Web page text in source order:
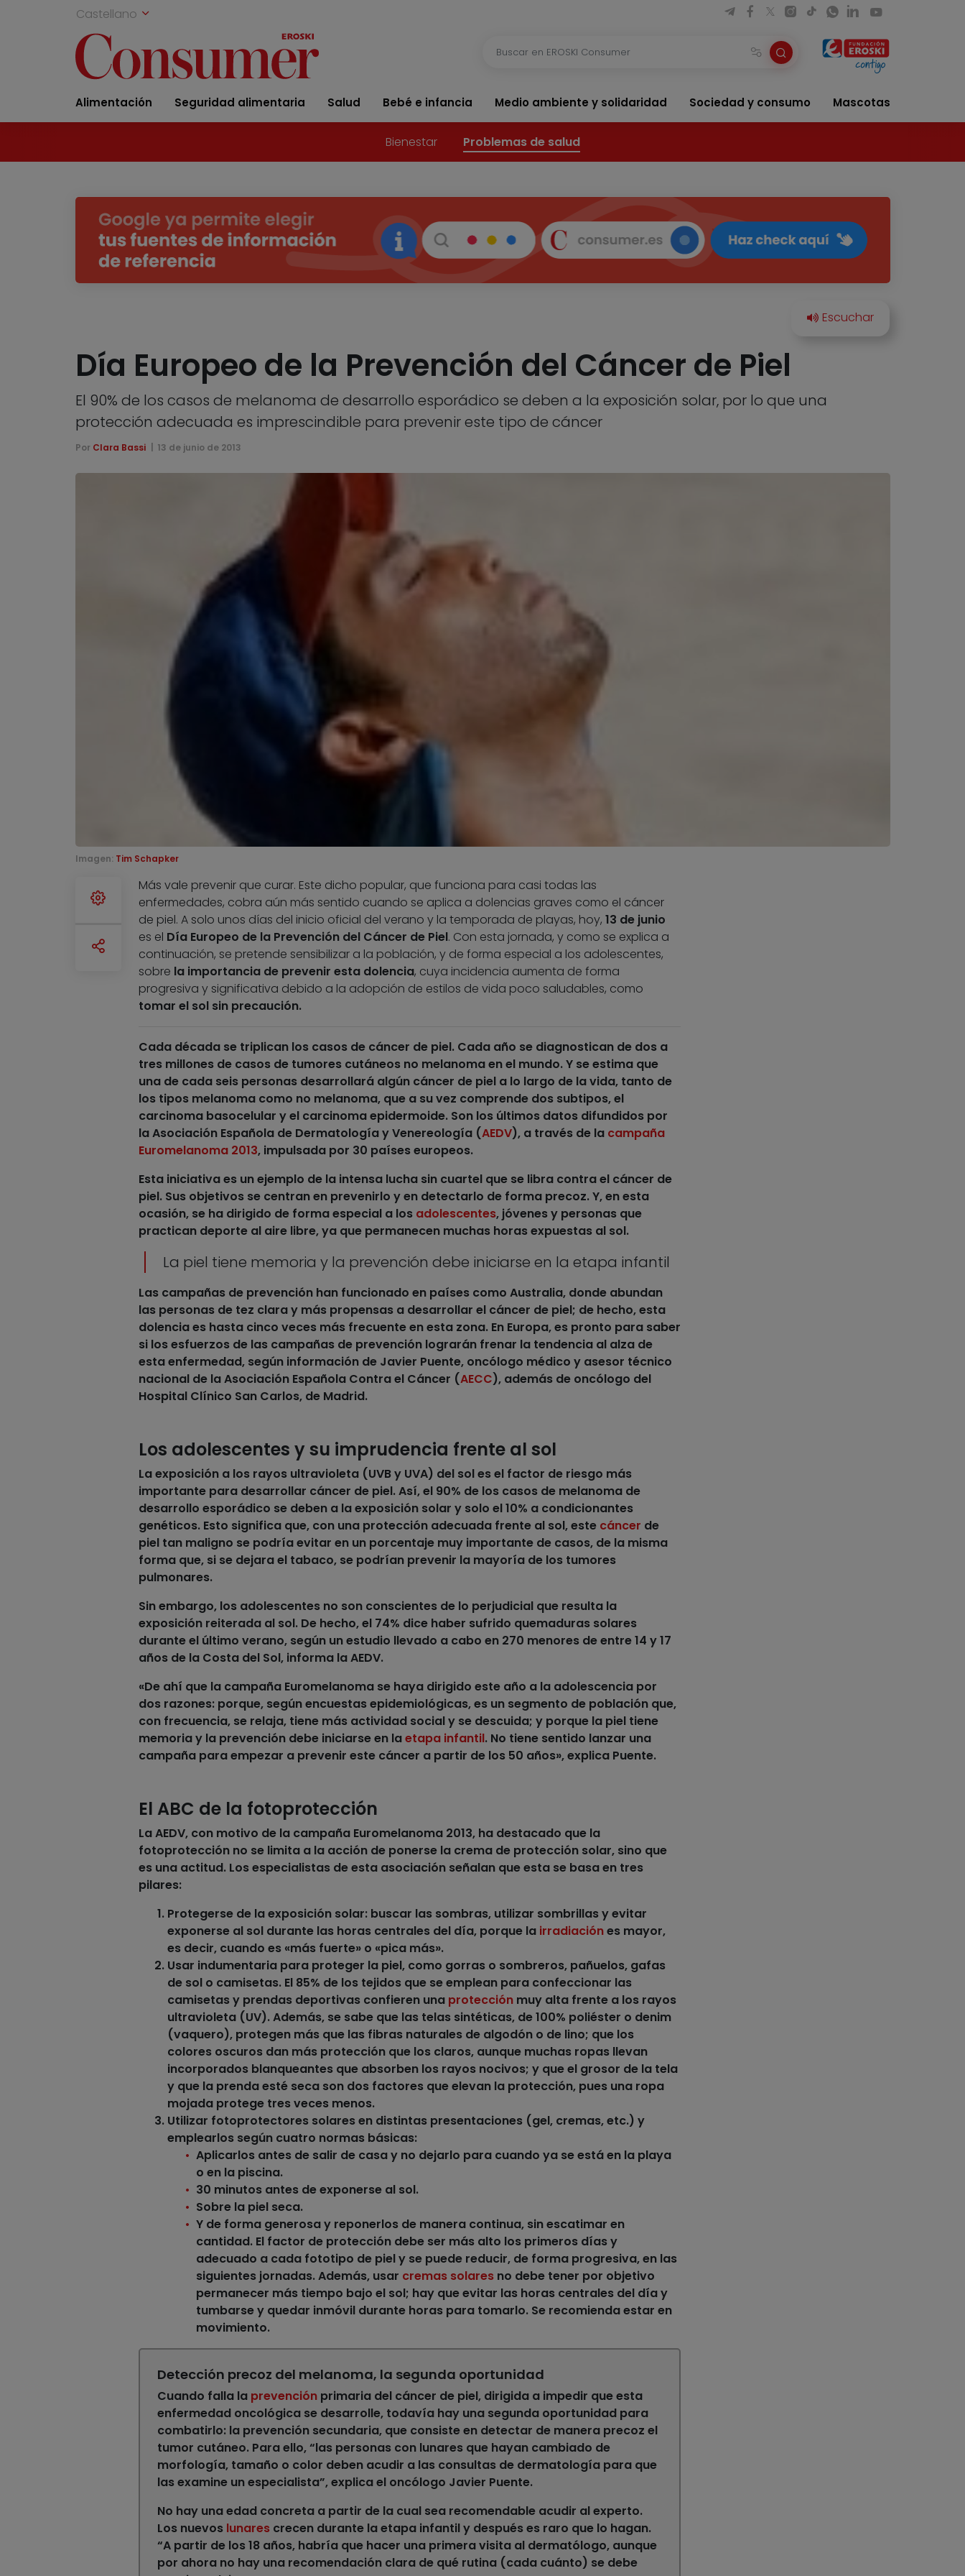
Castellano
Alimentación Seguridad alimentaria Salud Bebé e infancia Medio ambiente y solidaridad Sociedad y consumo Mascotas
Bienestar Problemas de salud
Día Europeo de la Prevención del Cáncer de Piel
El 90% de los casos de melanoma de desarrollo esporádico se deben a la exposición solar, por lo que una
protección adecuada es imprescindible para prevenir este tipo de cáncer
Por Clara Bassi 13 de junio de 2013
Imagen: Tim Schapker
Más vale prevenir que curar. Este dicho popular, que funciona para casi todas las
enfermedades, cobra aún más sentido cuando se aplica a dolencias graves como el cáncer
de piel. A solo unos días del inicio oficial del verano y la temporada de playas, hoy, 13 de junio
es el Día Europeo de la Prevención del Cáncer de Piel. Con esta jornada, y como se explica a
continuación, se pretende sensibilizar a la población, y de forma especial a los adolescentes,
sobre la importancia de prevenir esta dolencia, cuya incidencia aumenta de forma
progresiva y significativa debido a la adopción de estilos de vida poco saludables, como
tomar el sol sin precaución.
Cada década se triplican los casos de cáncer de piel. Cada año se diagnostican de dos a
tres millones de casos de tumores cutáneos no melanoma en el mundo. Y se estima que
una de cada seis personas desarrollará algún cáncer de piel a lo largo de la vida, tanto de
los tipos melanoma como no melanoma, que a su vez comprende dos subtipos, el
carcinoma basocelular y el carcinoma epidermoide. Son los últimos datos difundidos por
la Asociación Española de Dermatología y Venereología (AEDV), a través de la campaña
Euromelanoma 2013, impulsada por 30 países europeos.
Esta iniciativa es un ejemplo de la intensa lucha sin cuartel que se libra contra el cáncer de
piel. Sus objetivos se centran en prevenirlo y en detectarlo de forma precoz. Y, en esta
ocasión, se ha dirigido de forma especial a los adolescentes, jóvenes y personas que
practican deporte al aire libre, ya que permanecen muchas horas expuestas al sol.
La piel tiene memoria y la prevención debe iniciarse en la etapa infantil
Las campañas de prevención han funcionado en países como Australia, donde abundan
las personas de tez claray más propensas a desarrollar el cáncer de piel; de hecho, esta
dolencia es hasta cinco veces más frecuente en esta zona. En Europa, es pronto para saber
si los esfuerzos de las campañas de prevención lograrán frenar la tendencia al alza de
esta enfermedad, según información de Javier Puente, oncólogo médico y asesor técnico
nacional de la Asociación Española Contra el Cáncer (AECC), además de oncólogo del
Hospital Clínico San Carlos, de Madrid.
Los adolescentes y su imprudencia frente al sol
La exposición a los rayos ultravioleta (UVB y UVA) del sol es el factor de riesgo más
importante para desarrollar cáncer de piel. Así,el 90% de los casos de melanoma de
desarrollo esporádico se deben a la exposición solar y solo el 10% a condicionantes
genéticos. Esto significa que, con una protección adecuada frente al sol, este cáncer de
piel tan maligno se podría evitar en un porcentaje muy importante de casos, de la misma
forma que, si se dejara el tabaco, se podrían prevenir la mayoría de los tumores
pulmonares.
Sin embargo, los adolescentesno son conscientes de lo perjudicial que resulta la
exposición reiterada al sol. De hecho,el 74% dice haber sufrido quemaduras solares
durante el último verano, según un estudio llevado a cabo en 270 menores de entre 14 y 17
años de la Costa del Sol, informa la AEDV.
«De ahí que la campaña Euromelanoma se haya dirigido este año a la adolescencia por
dos razones: porque, según encuestas epidemiológicas, es un segmento de población que,
con frecuencia, se relaja, tiene más actividad social y se descuida; y porque la piel tiene
memoria y la prevención debe iniciarse en laetapa infantil. No tiene sentido lanzar una
campaña para empezar a prevenir este cáncer a partir de los 50 años», explica Puente.
El ABC de la fotoprotección
La AEDV, con motivo de la campaña Euromelanoma 2013, ha destacado que la
fotoprotección no se limita a la acción de ponerse la crema de protección solar, sino que
es una actitud. Los especialistas de esta asociación señalan que esta se basa en tres
pilares:
Protegerse de la exposición solar: buscar las sombras, utilizar sombrillas y evitar
exponerse al sol durante las horas centrales del día, porque la irradiaciónes mayor,
es decir, cuando es «más fuerte» o «pica más».
Usar indumentaria para proteger la piel, como gorras o sombreros, pañuelos, gafas
de sol o camisetas. El 85% de los tejidos que se emplean para confeccionar las
camisetas y prendas deportivas confieren una protecciónmuy alta frente a los rayos
ultravioleta (UV). Además, se sabe que las telas sintéticas, de 100% poliéster o denim
(vaquero), protegen más que las fibras naturales de algodón o de lino; que los
colores oscuros dan más protección que los claros, aunque muchas ropas llevan
incorporados blanqueantes que absorben los rayos nocivos; y que el grosor de la tela
y que la prenda esté seca son dos factores que elevan la protección, pues una ropa
mojada protege tres veces menos.
Utilizar fotoprotectores solaresen distintas presentaciones (gel, cremas, etc.) y
emplearlos según cuatro normas básicas:
Aplicarlos antes de salir de casay no dejarlo para cuando ya se está en la playa
o en la piscina.
30 minutos antesde exponerse al sol.
Sobre la piel seca.
Y de forma generosa y reponerlos de manera continua, sin escatimar en
cantidad. El factor de protección debe ser más alto los primeros días y
adecuado a cada fototipo de piel y se puede reducir, de forma progresiva, en las
siguientes jornadas. Además, usar cremas solaresno debe tener por objetivo
permanecer más tiempo bajo el sol; hay que evitar las horas centrales del día y
tumbarse y quedar inmóvil durante horas para tomarlo. Se recomienda estar en
movimiento.
Detección precoz del melanoma, la segunda oportunidad
Cuando falla la prevenciónprimaria del cáncer de piel, dirigida a impedir que esta
enfermedad oncológica se desarrolle, todavía hay una segunda oportunidad para
combatirlo: la prevención secundaria, que consiste en detectar de manera precoz el
tumor cutáneo. Para ello, “las personas con lunares que hayan cambiado de
morfología, tamaño o color deben acudir a las consultas de dermatología para que
las examine un especialista”, explica el oncólogo Javier Puente.
No hay una edad concreta a partir de la cual sea recomendable acudir al experto.
Los nuevos lunarescrecen durante la etapa infantil y después es raro que lo hagan.
“A partir de los 18 años, habría que hacer una primera visita al dermatólogo, aunque
por ahora no hay una recomendación clara de qué rutina (cada cuánto) se debe